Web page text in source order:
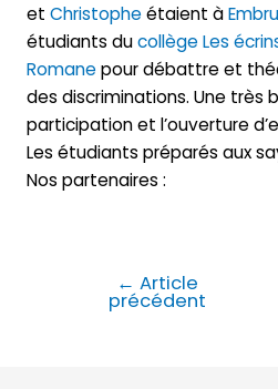
et Christopheétaient à
étudiants ducollège Les
Romanepour débattre et
des discriminations. Une très
participation et l’ouverture
Les étudiants préparés aux
Nos partenaires :
← Article
précédent